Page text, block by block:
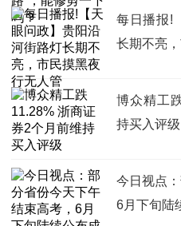
每日播报!
长期不亮
博众精工
持买入评级
今日视点
6月下旬陆